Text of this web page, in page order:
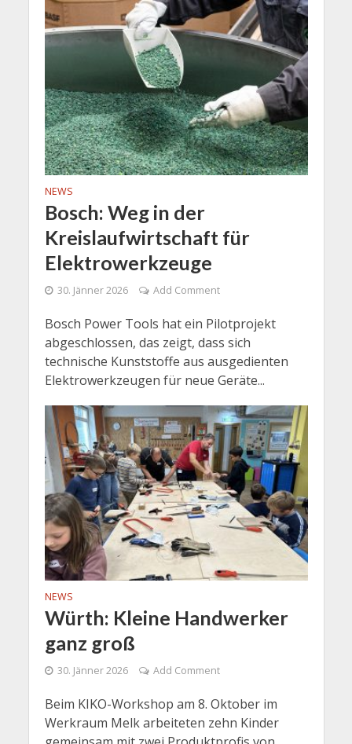
NEWS
Bosch: Weg in der
Kreislaufwirtschaft für
Elektrowerkzeuge
30. Jänner 2026 Add Comment
Bosch Power Tools hat ein Pilotprojekt
abgeschlossen, das zeigt, dass sich
technische Kunststoffe aus ausgedienten
Elektrowerkzeugen für neue Geräte...
NEWS
Würth: Kleine Handwerker
ganz groß
30. Jänner 2026 Add Comment
Beim KIKO-Workshop am 8. Oktober im
Werkraum Melk arbeiteten zehn Kinder